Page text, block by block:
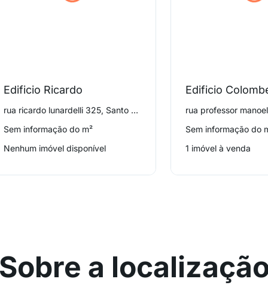
Edificio Ricardo
rua ricardo lunardelli 325, Santo Amaro
Sem informação do m²
Nenhum imóvel disponível
Edificio
Sem informação do
1 imóvel à venda
a